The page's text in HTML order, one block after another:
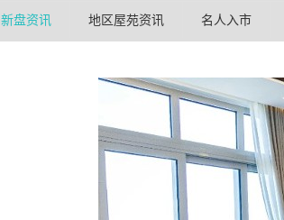
新盘资讯 地区屋苑资讯 名人入市